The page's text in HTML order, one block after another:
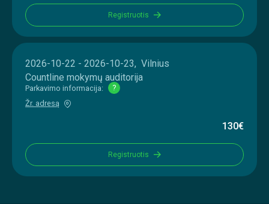
Registruotis
2026-10-22 - 2026-10-23, Vilnius
Countline mokymų auditorija
Parkavimo informacija:
?
Žr. adresą
130€
Registruotis